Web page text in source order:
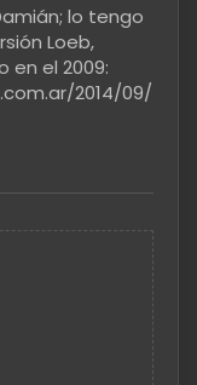
lo tengo
Loeb,
en el 2009:
2014/09/